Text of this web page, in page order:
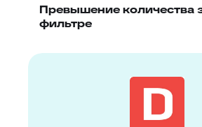
Превышение количества
фильтре